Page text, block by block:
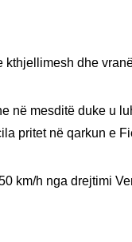
dhe
në mesditë duke u
pritet në qarkun e
km/h nga drejtimi